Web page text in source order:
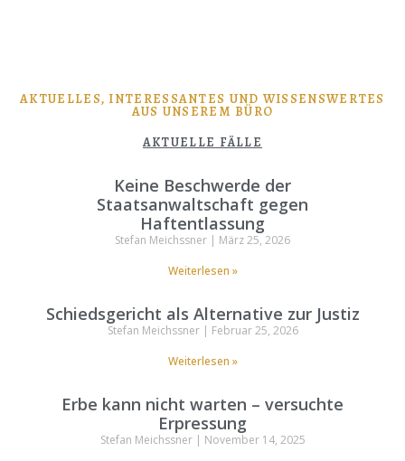
AKTUELLES, INTERESSANTES UND WISSENSWERTES
AUS UNSEREM BÜRO
AKTUELLE FÄLLE
Keine Beschwerde der
Staatsanwaltschaft gegen
Haftentlassung
Stefan Meichssner
März 25, 2026
Weiterlesen »
Schiedsgericht als Alternative zur Justiz
Stefan Meichssner
Februar 25, 2026
Weiterlesen »
Erbe kann nicht warten – versuchte
Erpressung
Stefan Meichssner
November 14, 2025